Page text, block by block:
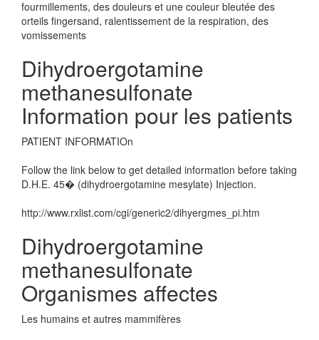
fourmillements, des douleurs et une couleur bleutée des
orteils fingersand, ralentissement de la respiration, des
vomissements
Dihydroergotamine
methanesulfonate
Information pour les patients
PATIENT INFORMATIOn
Follow the link below to get detailed information before taking
D.H.E. 45� (dihydroergotamine mesylate) Injection.
http://www.rxlist.com/cgi/generic2/dihyergmes_pi.htm
Dihydroergotamine
methanesulfonate
Organismes affectes
Les humains et autres mammifères